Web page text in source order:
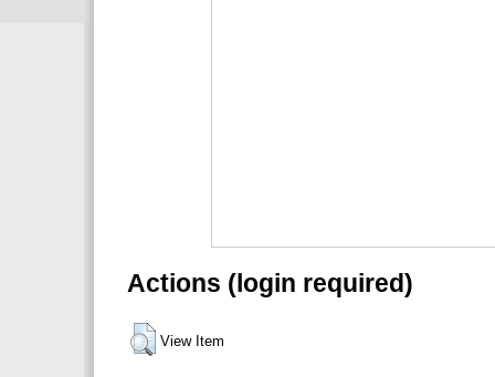
Actions (login required)
View Item